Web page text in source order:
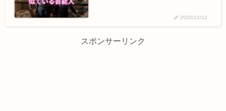
2020/12/12
スポンサーリンク